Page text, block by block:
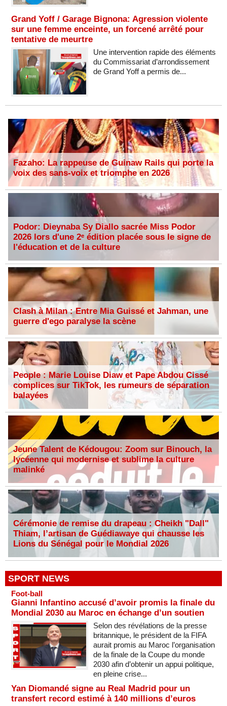
Grand Yoff / Garage Bignona: Agression violente
sur une femme enceinte, un forcené arrêté pour
tentative de meurtre
Une intervention rapide des éléments
du Commissariat d’arrondissement
de Grand Yoff a permis de...
Fazaho: La rappeuse de Guinaw Rails qui porte la
voix des sans-voix et triomphe en 2026
Podor: Dieynaba Sy Diallo sacrée Miss Podor
2026 lors d'une 2ᵉ édition placée sous le signe de
l'éducation et de la culture
Clash à Milan : Entre Mia Guissé et Jahman, une
guerre d'ego paralyse la scène
People : Marie Louise Diaw et Pape Abdou Cissé
complices sur TikTok, les rumeurs de séparation
balayées
Jeune Talent de Kédougou: Zoom sur Binouch, la
lycéenne qui modernise et sublime la culture
malinké
Cérémonie de remise du drapeau : Cheikh "Dall"
Thiam, l’artisan de Guédiawaye qui chausse les
Lions du Sénégal pour le Mondial 2026
SPORT NEWS
Foot-ball
Gianni Infantino accusé d’avoir promis la finale du
Mondial 2030 au Maroc en échange d’un soutien
Selon des révélations de la presse
britannique, le président de la FIFA
aurait promis au Maroc l’organisation
de la finale de la Coupe du monde
2030 afin d’obtenir un appui politique,
en pleine crise...
Yan Diomandé signe au Real Madrid pour un
transfert record estimé à 140 millions d’euros